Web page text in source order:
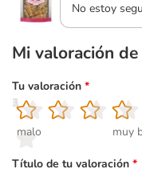
No estoy
Mi valoración
Tu valoración *
1
malo
2
3
4
5
muy
Título de tu valoración *